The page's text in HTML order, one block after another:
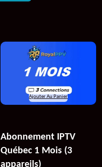
Ajouter Au Panier
Abonnement IPTV
Québec 1 Mois (3
appareils)